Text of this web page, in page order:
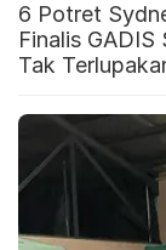
6 Potret
Finalis
Tak